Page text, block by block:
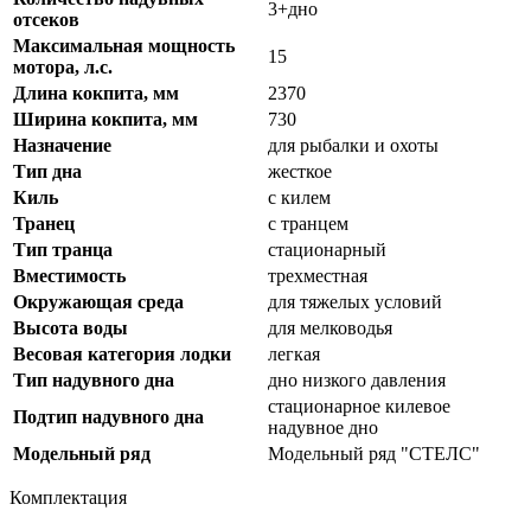
отсеков
3+дно
Максимальная мощность
мотора, л.с.
15
Длина кокпита, мм
2370
Ширина кокпита, мм
730
Назначение
для рыбалки и охоты
Тип дна
жесткое
Киль
с килем
Транец
с транцем
Тип транца
стационарный
Вместимость
трехместная
Окружающая среда
для тяжелых условий
Высота воды
для мелководья
Весовая категория лодки
легкая
Тип надувного дна
дно низкого давления
Подтип надувного дна
стационарное килевое
надувное дно
Модельный ряд
Модельный ряд "СТЕЛС"
Комплектация